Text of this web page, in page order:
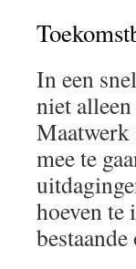
In een
niet
mee te
hoeven te